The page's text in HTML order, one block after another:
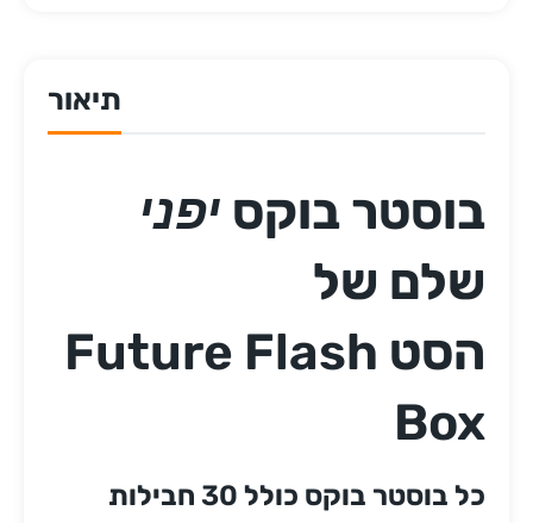
תיאור
בוסטר בוקס יפני
שלם של
הסט Future Flash
Box
כל בוסטר בוקס כולל 30 חבילות